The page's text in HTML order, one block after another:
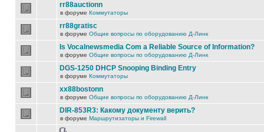
rr88auctionn
в форуме Коммутаторы
rr88gratisc
в форуме Общие вопросы по оборудованию Д-Линк
Is Vocalnewsmedia Com a Reliable Source of Information?
в форуме Общие вопросы по оборудованию Д-Линк
DGS-1250 DHCP Snooping Binding Entry
в форуме Коммутаторы
xx88bostonn
в форуме Общие вопросы по оборудованию Д-Линк
DIR-853R3: Какому документу верить?
в форуме Маршрутизаторы и Firewall